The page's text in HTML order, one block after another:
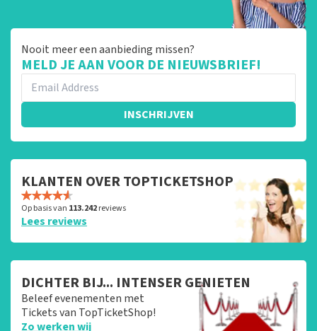
Nooit meer een aanbieding missen?
MELD JE AAN VOOR DE NIEUWSBRIEF!
INSCHRIJVEN
KLANTEN OVER TOPTICKETSHOP
Op basis van 113.242reviews
Lees reviews
DICHTER BIJ... INTENSER GENIETEN
Beleef evenementen met
Tickets van TopTicketShop!
Zo werken wij